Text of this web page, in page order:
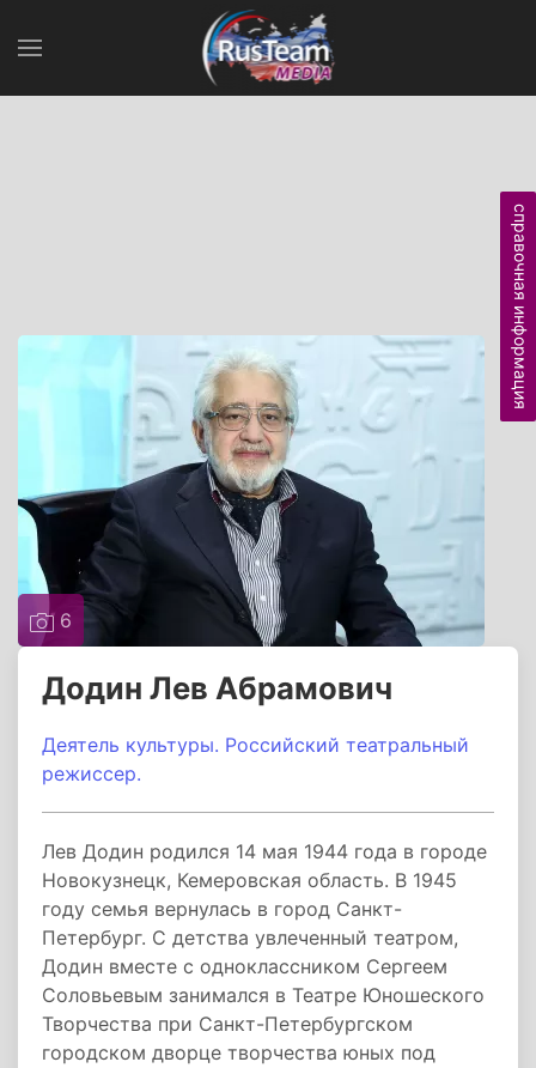
6
Додин Лев Абрамович
Деятель культуры. Российский театральный
режиссер.
Лев Додин родился 14 мая 1944 года в городе
Новокузнецк, Кемеровская область. В 1945
году семья вернулась в город Санкт-
Петербург. С детства увлеченный театром,
Додин вместе с одноклассником Сергеем
Соловьевым занимался в Театре Юношеского
Творчества при Санкт-Петербургском
городском дворце творчества юных под
справочная информация